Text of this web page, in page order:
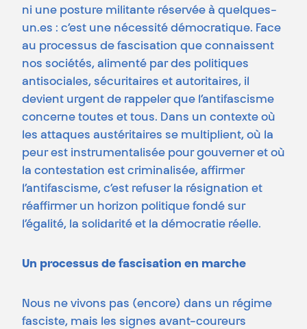
ni une posture militante réservée à quelques-
un.es : c’est une nécessité démocratique. Face
au processus de fascisation que connaissent
nos sociétés, alimenté par des politiques
antisociales, sécuritaires et autoritaires, il
devient urgent de rappeler que l’antifascisme
concerne toutes et tous. Dans un contexte où
les attaques austéritaires se multiplient, où la
peur est instrumentalisée pour gouverner et où
la contestation est criminalisée, affirmer
l’antifascisme, c’est refuser la résignation et
réaffirmer un horizon politique fondé sur
l’égalité, la solidarité et la démocratie réelle.
Un processus de fascisation en marche
Nous ne vivons pas (encore) dans un régime
fasciste, mais les signes avant-coureurs